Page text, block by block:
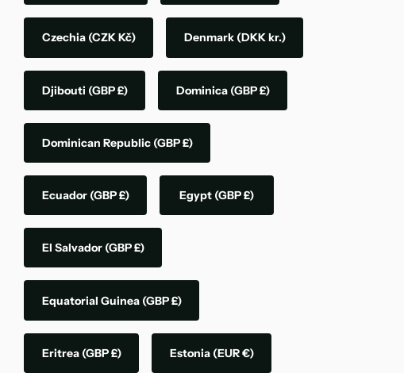
Czechia (CZK Kč) Denmark (DKK kr.)
Djibouti (GBP £) Dominica (GBP £)
Dominican Republic (GBP £)
Ecuador (GBP £) Egypt (GBP £)
El Salvador (GBP £)
Equatorial Guinea (GBP £)
Eritrea (GBP £) Estonia (EUR €)